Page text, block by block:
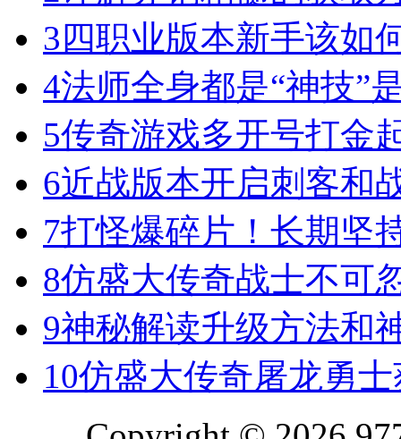
3 四职业版本新手该如
4法师全身都是“神技”
5传奇游戏多开号打金
6近战版本开启刺客和
7打怪爆碎片！长期坚
8仿盛大传奇战士不可
9神秘解读升级方法和
10仿盛大传奇屠龙勇